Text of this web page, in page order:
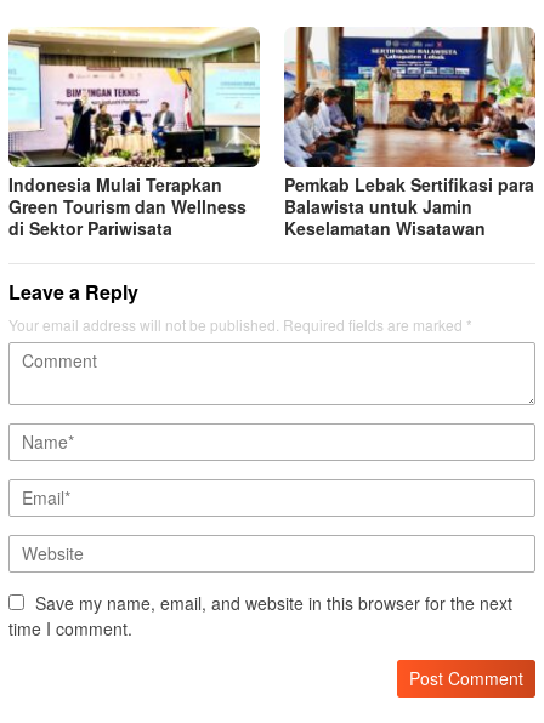
Indonesia Mulai Terapkan
Green Tourism dan Wellness
di Sektor Pariwisata
Pemkab Lebak Sertifikasi para
Balawista untuk Jamin
Keselamatan Wisatawan
Leave a Reply
Your email address will not be published. Required fields are marked *
Save my name, email, and website in this browser for the next
time I comment.